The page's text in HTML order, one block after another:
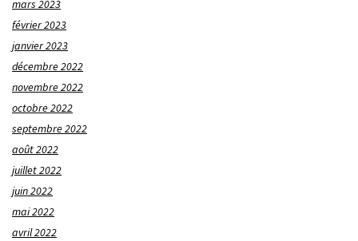
mars 2023
février 2023
janvier 2023
décembre 2022
novembre 2022
octobre 2022
septembre 2022
août 2022
juillet 2022
juin 2022
mai 2022
avril 2022